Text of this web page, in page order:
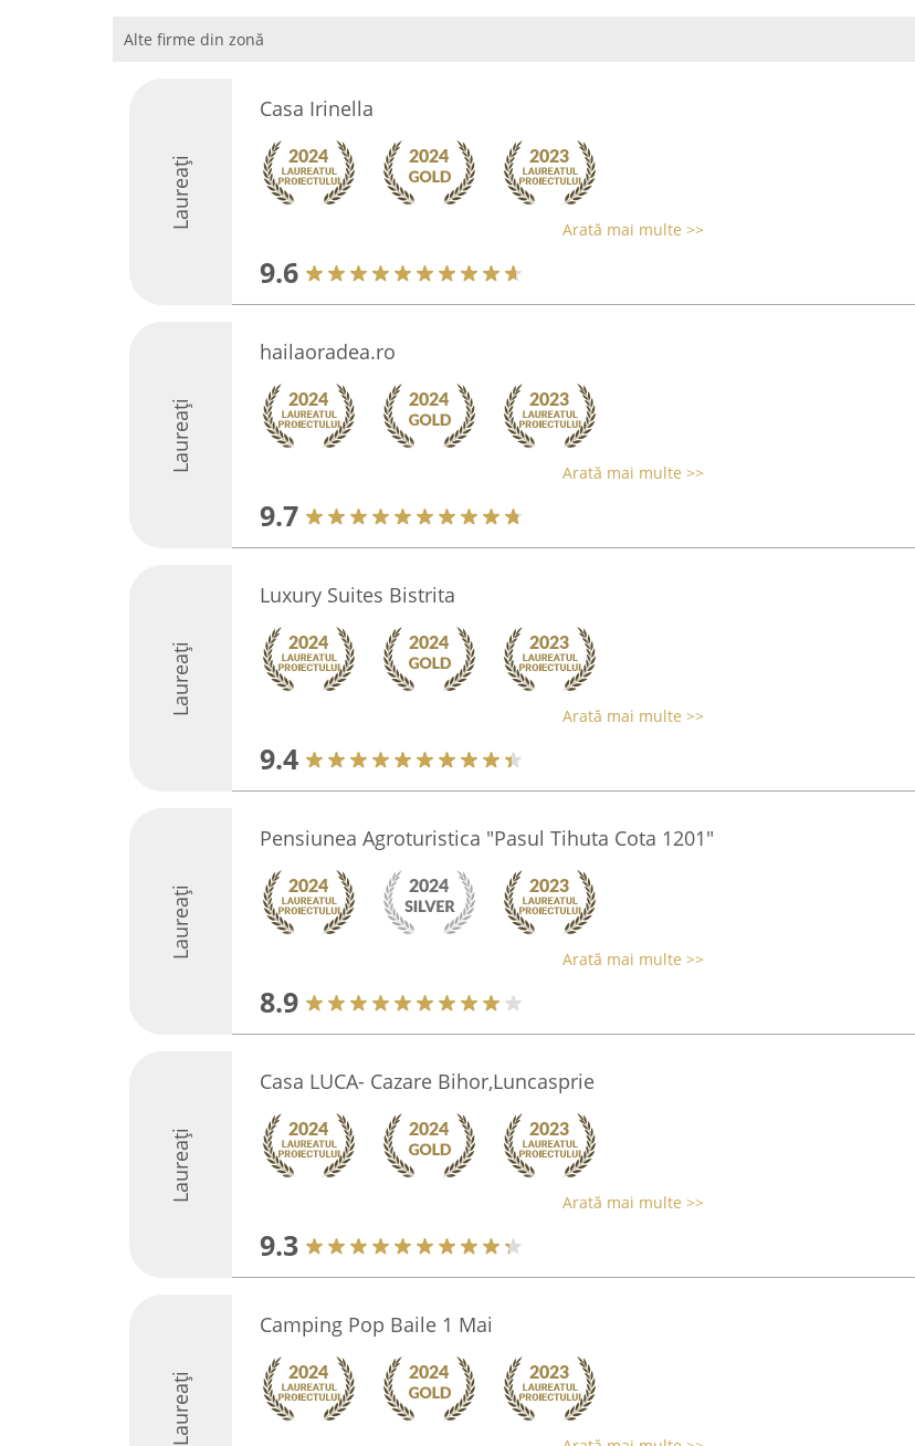
Alte firme din zonă
Laureați
Casa Irinella
Arată mai multe >>
9.6
Laureați
hailaoradea.ro
Arată mai multe >>
9.7
Laureați
Luxury Suites Bistrita
Arată mai multe >>
9.4
Laureați
Pensiunea Agroturistica "Pasul Tihuta Cota 1201"
Arată mai multe >>
8.9
Laureați
Casa LUCA- Cazare Bihor,Luncasprie
Arată mai multe >>
9.3
Laureați
Camping Pop Baile 1 Mai